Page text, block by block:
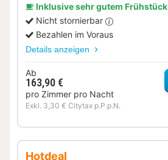
Inklusive sehr gutem Frühstück
Nicht stornierbar
Bezahlen im Voraus
Details anzeigen
Ab
163,90 €
pro Zimmer pro Nacht
Exkl. 3,30 € Citytax p.P.p.N.
Hotdeal